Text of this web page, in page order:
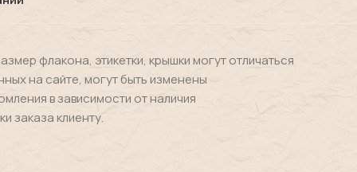
флакона, этикетки, крышки могут отличаться
на сайте, могут быть изменены
в зависимости от наличия
заказа клиенту.